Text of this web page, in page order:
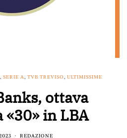
, SERIE A, TVB TREVISO, ULTIMISSIME
ottava
«30» in LBA
REDAZIONE